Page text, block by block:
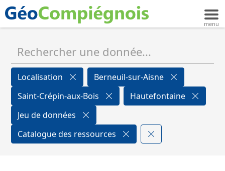
Localisation
Berneuil-sur-Aisne
Saint-Crépin-aux-Bois
Hautefontaine
Jeu de données
Catalogue des ressources